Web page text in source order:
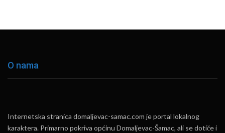
O nama
Internetska stranica domaljevac-samac.com je portal lokalnog
karaktera. Primarno pokriva općinu Domaljevac-Šamac, ali se dotiče i